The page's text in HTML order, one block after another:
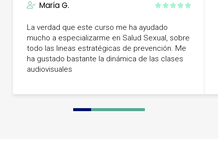
María G.
La verdad que este curso me ha ayudado
mucho a especializarme en Salud Sexual, sobre
todo las lineas estratégicas de prevención. Me
ha gustado bastante la dinámica de las clases
audiovisuales
0 1 2 3 4 5 6 7 8 9